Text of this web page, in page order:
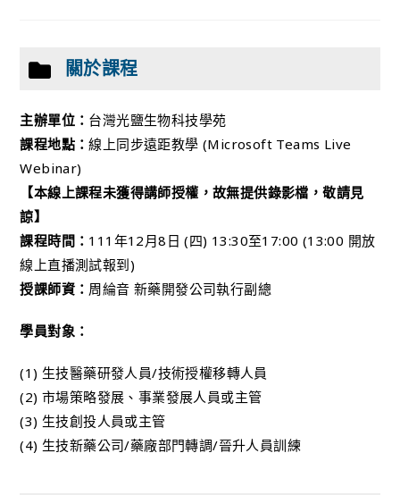
關於課程
主辦單位： 台灣光鹽生物科技學苑
課程地點：線上同步遠距教學 (Microsoft Teams Live
Webinar)
【本線上課程未獲得講師授權，故無提供錄影檔，敬請見
諒】
課程時間： 111年12月8日 (四) 13:30至17:00 (13:00 開放
線上直播測試報到)
授課師資： 周綸音 新藥開發公司執行副總
學員對象：
(1) 生技醫藥研發人員/技術授權移轉人員
(2) 市場策略發展、事業發展人員或主管
(3) 生技創投人員或主管
(4) 生技新藥公司/藥廠部門轉調/晉升人員訓練